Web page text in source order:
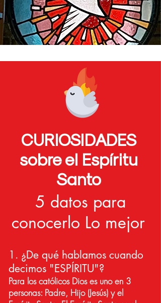
CURIOSIDADES
sobre el Espíritu
Santo
5 datos para
conocerlo Lo mejor
1. ¿De qué hablamos cuando
decimos "ESPÍRITU"?
Para los católicos Dios es uno en 3
personas: Padre, Hijo (Jesús) y el